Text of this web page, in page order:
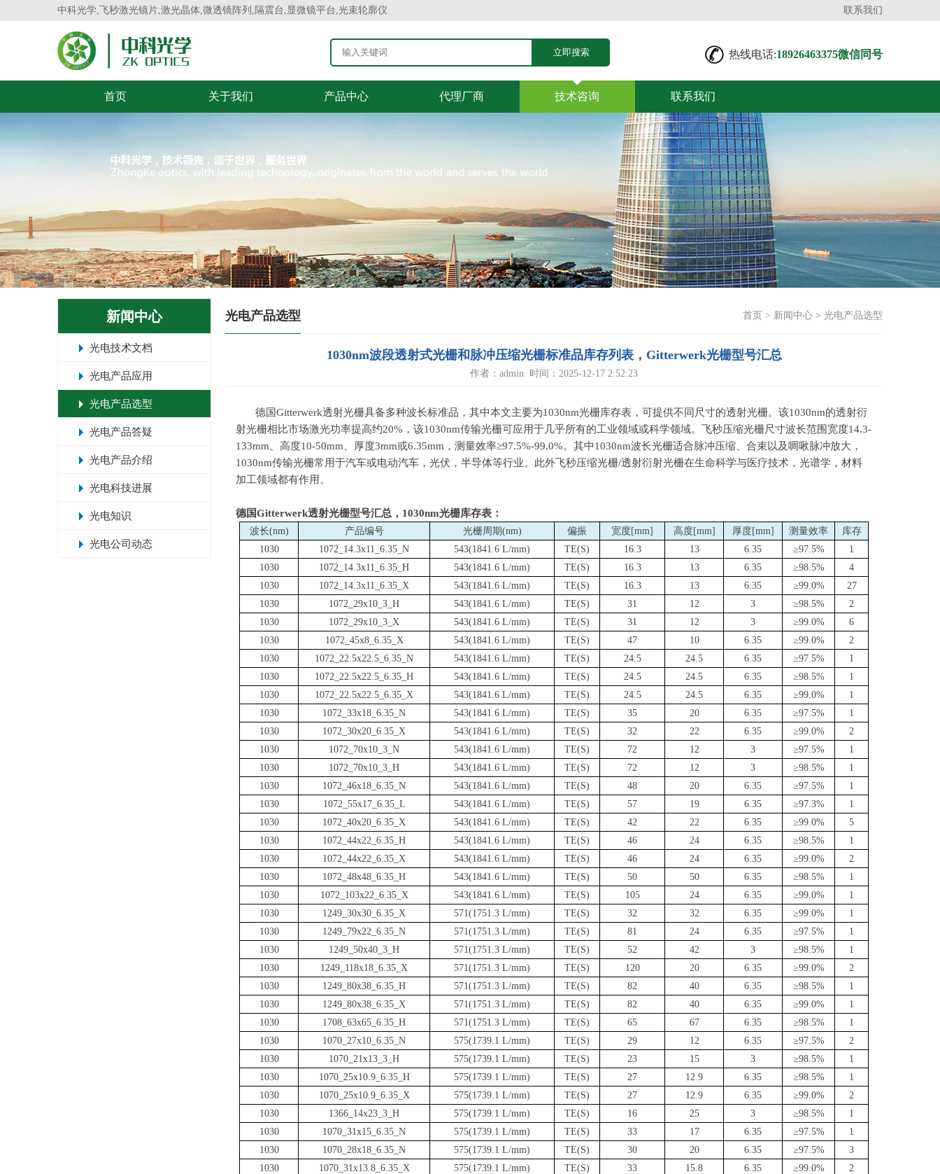
中科光学,飞秒激光镜片,激光晶体,微透镜阵列,隔震台,显微镜平台,光束轮廓仪 联系我们
热线电话:18926463375微信同号
首页 关于我们 产品中心 代理厂商 技术咨询 联系我们
新闻中心
光电技术文档
光电产品应用
光电产品选型
光电产品答疑
光电产品介绍
光电科技进展
光电知识
光电公司动态
光电产品选型 首页 > 新闻中心 > 光电产品选型
1030nm波段透射式光栅和脉冲压缩光栅标准品库存列表，Gitterwerk光栅型号汇总
作者：admin 时间：2025-12-17 2:52:23
德国Gitterwerk透射光栅具备多种波长标准品，其中本文主要为1030nm光栅库存表，可提供不同尺寸的透射光栅。该1030nm的透射衍
射光栅相比市场激光功率提高约20% ，该1030nm传输光栅可应用于几乎所有的工业领域或科学领域。飞秒压缩光栅尺寸波长范围宽度14.3-
133mm 、高度10-50mm 、厚度3mm或6.35mm ，测量效率≥97.5%-99.0%。其中1030nm波长光栅适合脉冲压缩、合束以及啁啾脉冲放大，
1030nm传输光栅常用于汽车或电动汽车，光伏，半导体等行业。此外飞秒压缩光栅/透射衍射光栅在生命科学与医疗技术，光谱学，材料
加工领域都有作用。
德国Gitterwerk透射光栅型号汇总 ，1030nm光栅库存表：
波长(nm) 产品编号 光栅周期(nm) 偏振 宽度[mm] 高度[mm] 厚度[mm] 测量效率
库存
1030
1072_14.3x11_6.35_N 543(1841.6 L/mm) TE(S) 16.3 13 6.35 ≥97.5%
1
1030
1072_14.3x11_6.35_H 543(1841.6 L/mm) TE(S) 16.3 13 6.35 ≥98.5%
4
1030
1072_14.3x11_6.35_X 543(1841.6 L/mm) TE(S) 16.3 13 6.35 ≥99.0%
27
1030
1072_29x10_3_H 543(1841.6 L/mm) TE(S) 31 12 3 ≥98.5%
2
1030
1072_29x10_3_X 543(1841.6 L/mm) TE(S) 31 12 3 ≥99.0%
6
1030
1072_45x8_6.35_X 543(1841.6 L/mm) TE(S) 47 10 6.35 ≥99.0%
2
1030
1072_22.5x22.5_6.35_N 543(1841.6 L/mm) TE(S) 24.5 24.5 6.35 ≥97.5%
1
1030
1072_22.5x22.5_6.35_H 543(1841.6 L/mm) TE(S) 24.5 24.5 6.35 ≥98.5%
1
1030
1072_22.5x22.5_6.35_X 543(1841.6 L/mm) TE(S) 24.5 24.5 6.35 ≥99.0%
1
1030
1072_33x18_6.35_N 543(1841.6 L/mm) TE(S) 35 20 6.35 ≥97.5%
1
1030
1072_30x20_6.35_X 543(1841.6 L/mm) TE(S) 32 22 6.35 ≥99.0%
2
1030
1072_70x10_3_N 543(1841.6 L/mm) TE(S) 72 12 3 ≥97.5%
1
1030
1072_70x10_3_H 543(1841.6 L/mm) TE(S) 72 12 3 ≥98.5%
1
1030
1072_46x18_6.35_N 543(1841.6 L/mm) TE(S) 48 20 6.35 ≥97.5%
1
1030
1072_55x17_6.35_L 543(1841.6 L/mm) TE(S) 57 19 6.35 ≥97.3%
1
1030
1072_40x20_6.35_X 543(1841.6 L/mm) TE(S) 42 22 6.35 ≥99.0%
5
1030
1072_44x22_6.35_H 543(1841.6 L/mm) TE(S) 46 24 6.35 ≥98.5%
1
1030
1072_44x22_6.35_X 543(1841.6 L/mm) TE(S) 46 24 6.35 ≥99.0%
2
1030
1072_48x48_6.35_H 543(1841.6 L/mm) TE(S) 50 50 6.35 ≥98.5%
1
1030
1072_103x22_6.35_X 543(1841.6 L/mm) TE(S) 105 24 6.35 ≥99.0%
1
1030
1249_30x30_6.35_X 571(1751.3 L/mm) TE(S) 32 32 6.35 ≥99.0%
1
1030
1249_79x22_6.35_N 571(1751.3 L/mm) TE(S) 81 24 6.35 ≥97.5%
1
1030
1249_50x40_3_H 571(1751.3 L/mm) TE(S) 52 42 3 ≥98.5%
1
1030
1249_118x18_6.35_X 571(1751.3 L/mm) TE(S) 120 20 6.35 ≥99.0%
2
1030
1249_80x38_6.35_H 571(1751.3 L/mm) TE(S) 82 40 6.35 ≥98.5%
1
1030
1249_80x38_6.35_X 571(1751.3 L/mm) TE(S) 82 40 6.35 ≥99.0%
1
1030
1708_63x65_6.35_H 571(1751.3 L/mm) TE(S) 65 67 6.35 ≥98.5%
1
1030
1070_27x10_6.35_N 575(1739.1 L/mm) TE(S) 29 12 6.35 ≥97.5%
2
1030
1070_21x13_3_H 575(1739.1 L/mm) TE(S) 23 15 3 ≥98.5%
1
1030
1070_25x10.9_6.35_H 575(1739.1 L/mm) TE(S) 27 12.9 6.35 ≥98.5%
1
1030
1070_25x10.9_6.35_X 575(1739.1 L/mm) TE(S) 27 12.9 6.35 ≥99.0%
2
1030
1366_14x23_3_H 575(1739.1 L/mm) TE(S) 16 25 3 ≥98.5%
1
1030
1070_31x15_6.35_N 575(1739.1 L/mm) TE(S) 33 17 6.35 ≥97.5%
1
1030
1070_28x18_6.35_N 575(1739.1 L/mm) TE(S) 30 20 6.35 ≥97.5%
3
1030
1070_31x13.8_6.35_X 575(1739.1 L/mm) TE(S) 33 15.8 6.35 ≥99.0%
2